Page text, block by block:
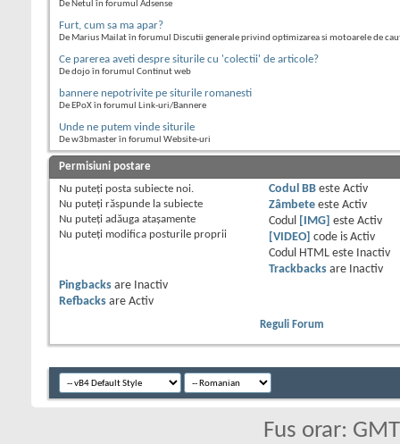
De Netul în forumul Adsense
Furt, cum sa ma apar?
De Marius Mailat în forumul Discutii generale privind optimizarea si motoarele de
Ce parerea aveti despre siturile cu 'colectii' de articole?
De dojo în forumul Continut web
bannere nepotrivite pe siturile romanesti
De EPoX în forumul Link-uri/Bannere
Unde ne putem vinde siturile
De w3bmaster în forumul Website-uri
Permisiuni postare
Nu puteţi posta subiecte noi.
Nu puteţi răspunde la subiecte
Nu puteţi adăuga ataşamente
Nu puteţi modifica posturile proprii
Codul BBeste Activ
Zâmbeteeste Activ
Codul
[IMG] este Activ
[VIDEO] code is Activ
Codul HTML este
Inactiv
Trackbacksare
Inactiv
Pingbacks are
Inactiv
Refbacks are Activ
Reguli Forum
Fus orar: